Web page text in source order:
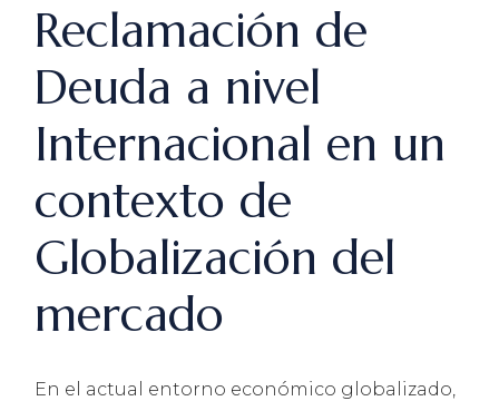
Reclamación de
Deuda a nivel
Internacional en un
contexto de
Globalización del
mercado
En el actual entorno económico globalizado,